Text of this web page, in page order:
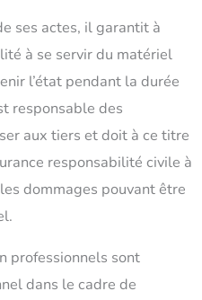
ses actes, il garantit à
à se servir du matériel
l’état pendant la durée
responsable des
aux tiers et doit à ce titre
responsabilité civile à
dommages pouvant être
professionnels sont
dans le cadre de